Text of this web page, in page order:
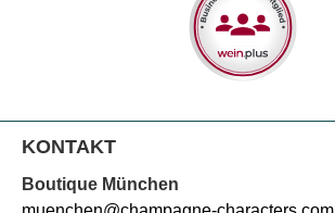
KONTAKT
Boutique München